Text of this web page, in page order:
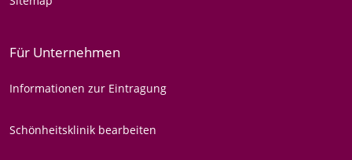
Für Unternehmen
Informationen zur Eintragung
Schönheitsklinik bearbeiten